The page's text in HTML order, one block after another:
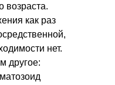
возраста.
как раз
нет.
другое: